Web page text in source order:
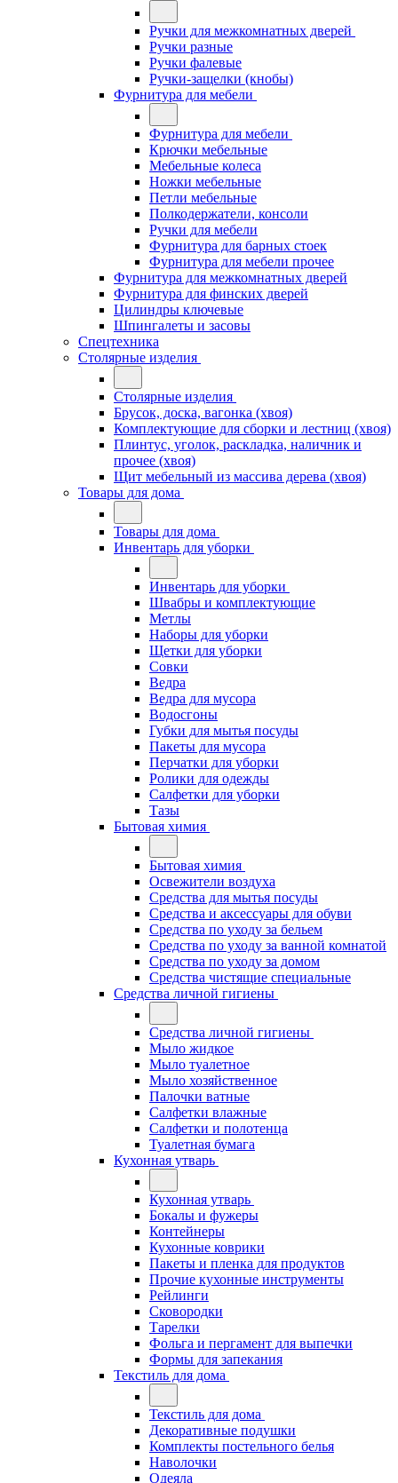
Ручки для межкомнатных дверей
Ручки разные
Ручки фалевые
Ручки-защелки (кнобы)
Фурнитура для мебели
Фурнитура для мебели
Крючки мебельные
Мебельные колеса
Ножки мебельные
Петли мебельные
Полкодержатели, консоли
Ручки для мебели
Фурнитура для барных стоек
Фурнитура для мебели прочее
Фурнитура для межкомнатных дверей
Фурнитура для финских дверей
Цилиндры ключевые
Шпингалеты и засовы
Спецтехника
Столярные изделия
Столярные изделия
Брусок, доска, вагонка (хвоя)
Комплектующие для сборки и лестниц (хвоя)
Плинтус, уголок, раскладка, наличник и
прочее (хвоя)
Щит мебельный из массива дерева (хвоя)
Товары для дома
Товары для дома
Инвентарь для уборки
Инвентарь для уборки
Швабры и комплектующие
Метлы
Наборы для уборки
Щетки для уборки
Совки
Ведра
Ведра для мусора
Водосгоны
Губки для мытья посуды
Пакеты для мусора
Перчатки для уборки
Ролики для одежды
Салфетки для уборки
Тазы
Бытовая химия
Бытовая химия
Освежители воздуха
Средства для мытья посуды
Средства и аксессуары для обуви
Средства по уходу за бельем
Средства по уходу за ванной комнатой
Средства по уходу за домом
Средства чистящие специальные
Средства личной гигиены
Средства личной гигиены
Мыло жидкое
Мыло туалетное
Мыло хозяйственное
Палочки ватные
Салфетки влажные
Салфетки и полотенца
Туалетная бумага
Кухонная утварь
Кухонная утварь
Бокалы и фужеры
Контейнеры
Кухонные коврики
Пакеты и пленка для продуктов
Прочие кухонные инструменты
Рейлинги
Сковородки
Тарелки
Фольга и пергамент для выпечки
Формы для запекания
Текстиль для дома
Текстиль для дома
Декоративные подушки
Комплекты постельного белья
Наволочки
Одеяла